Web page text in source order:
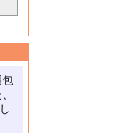
包